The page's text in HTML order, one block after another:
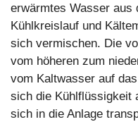
erwärmtes Wasser aus
Kühlkreislauf und
sich vermischen. Die
vom höheren zum
vom Kaltwasser auf
sich die Kühlflüssigkeit
sich in die Anlage